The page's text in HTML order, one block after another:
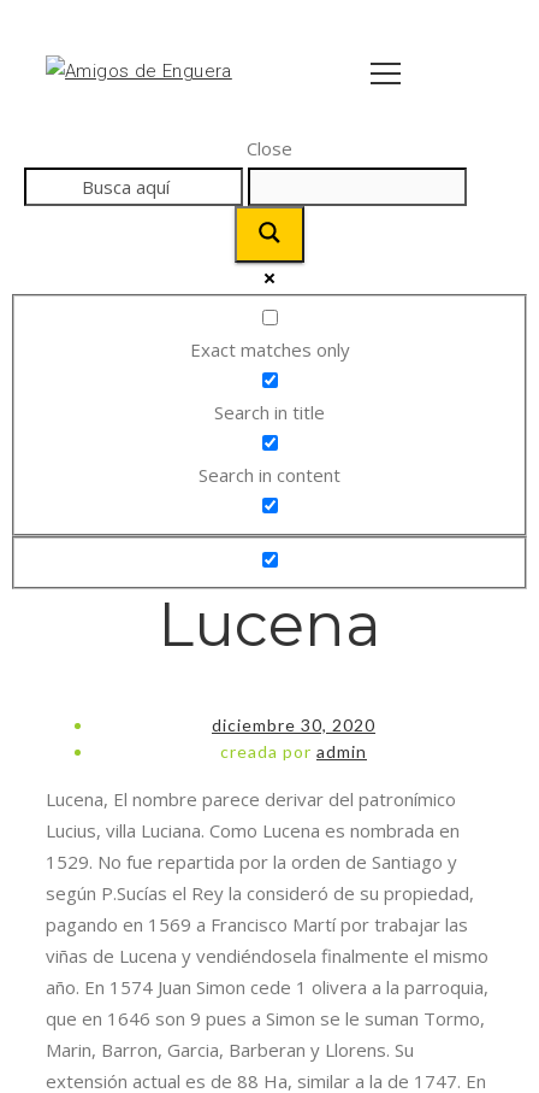
Close
Exact matches only
Search in title
Search in content
Lucena
diciembre 30, 2020
creada por admin
Lucena, El nombre parece derivar del patronímico
Lucius, villa Luciana. Como Lucena es nombrada en
1529. No fue repartida por la orden de Santiago y
según P.Sucías el Rey la consideró de su propiedad,
pagando en 1569 a Francisco Martí por trabajar las
viñas de Lucena y vendiéndosela finalmente el mismo
año. En 1574 Juan Simon cede 1 olivera a la parroquia,
que en 1646 son 9 pues a Simon se le suman Tormo,
Marin, Barron, Garcia, Barberan y Llorens. Su
extensión actual es de 88 Ha, similar a la de 1747. En